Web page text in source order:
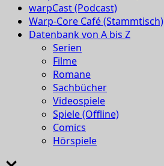
warpCast (Podcast)
Warp-Core Café (Stammtisch)
Datenbank von A bis Z
Serien
Filme
Romane
Sachbücher
Videospiele
Spiele (Offline)
Comics
Hörspiele